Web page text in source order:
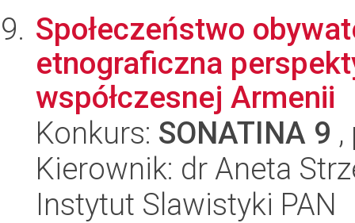
Społeczeństwo
etnograficzna
współczesnej Armenii
Konkurs: SONATINA 9
Kierownik: dr Aneta
Instytut Slawistyki PAN